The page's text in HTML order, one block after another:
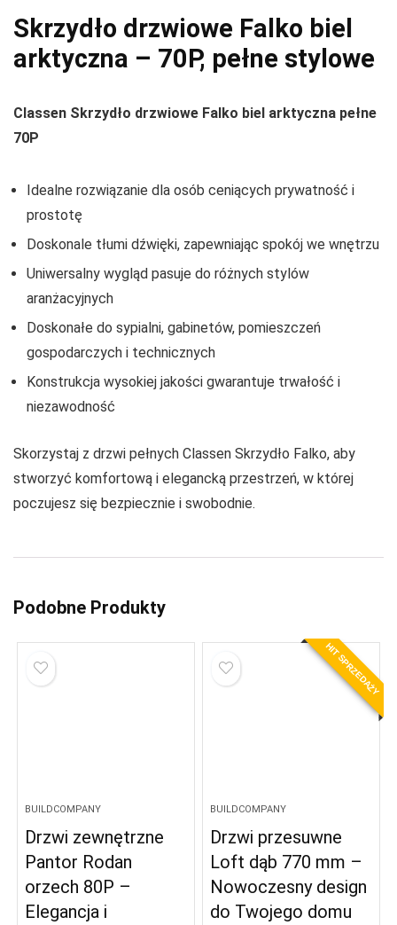
Skrzydło drzwiowe Falko biel
arktyczna – 70P, pełne stylowe
Classen Skrzydło drzwiowe Falko biel arktyczna pełne
70P
Idealne rozwiązanie dla osób ceniących prywatność i
prostotę
Doskonale tłumi dźwięki, zapewniając spokój we wnętrzu
Uniwersalny wygląd pasuje do różnych stylów
aranżacyjnych
Doskonałe do sypialni, gabinetów, pomieszczeń
gospodarczych i technicznych
Konstrukcja wysokiej jakości gwarantuje trwałość i
niezawodność
Skorzystaj z drzwi pełnych Classen Skrzydło Falko, aby
stworzyć komfortową i elegancką przestrzeń, w której
poczujesz się bezpiecznie i swobodnie.
Podobne Produkty
BUILDCOMPANY
Drzwi zewnętrzne
Pantor Rodan
orzech 80P –
Elegancja i
HIT SPRZEDAŻY
BUILDCOMPANY
Drzwi przesuwne
Loft dąb 770 mm –
Nowoczesny design
do Twojego domu